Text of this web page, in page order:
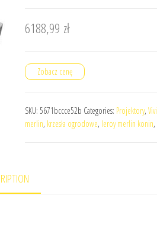
6188,99 zł
Zobacz cenę
SKU: 5671bccce52b Categories: Projektory,
merlin, krzesła ogrodowe, leroy merlin konin,